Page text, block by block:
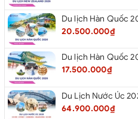
20.500.000₫
17.500.000₫
64.900.000₫